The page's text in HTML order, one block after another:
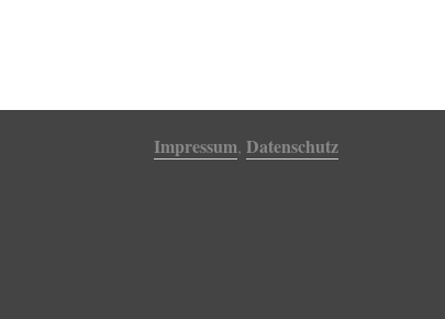
Impressum, Datenschutz